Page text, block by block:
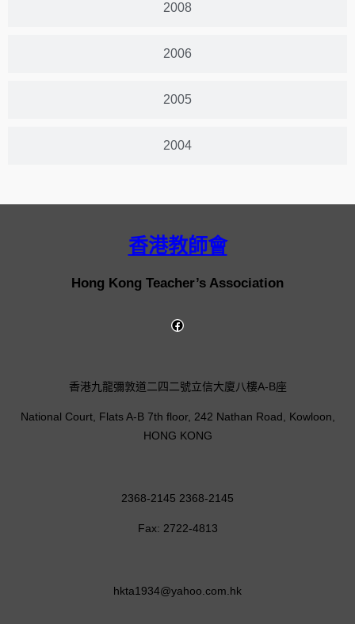
2008
2006
2005
2004
香港教師會
Hong Kong Teacher’s Association
香港九龍彌敦道二四二號立信大廈八樓A-B座
National Court, Flats A-B 7th floor, 242 Nathan Road, Kowloon,
HONG KONG
2368-2145 2368-2145
Fax: 2722-4813
hkta1934@yahoo.com.hk